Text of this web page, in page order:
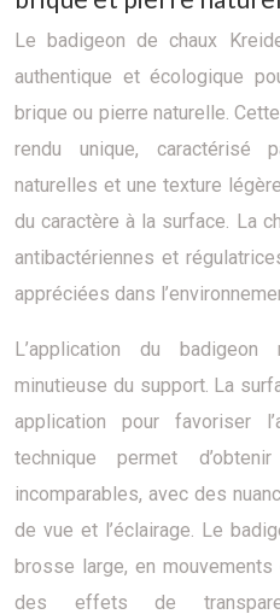
Le badigeon de chaux
authentique et écologique
brique ou pierre naturelle.
rendu unique, caractérisé
naturelles et une texture
du caractère à la surface. La
antibactériennes et
appréciées dans
L’application du badigeon
minutieuse du support. La
application pour favoriser
technique permet
incomparables, avec des
de vue et l’éclairage. Le
brosse large, en
des effets de